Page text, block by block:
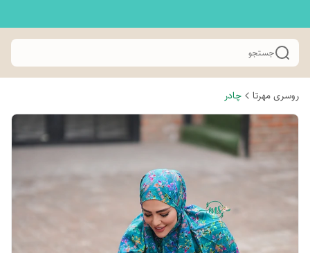
جستجو
روسری مهرتا چادر